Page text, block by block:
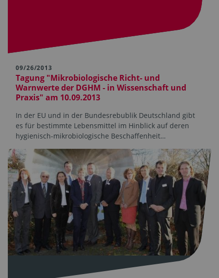
09/26/2013
Tagung "Mikrobiologische Richt- und
Warnwerte der DGHM - in Wissenschaft und
Praxis" am 10.09.2013
In der EU und in der Bundesrebublik Deutschland gibt
es für bestimmte Lebensmittel im Hinblick auf deren
hygienisch-mikrobiologische Beschaffenheit…